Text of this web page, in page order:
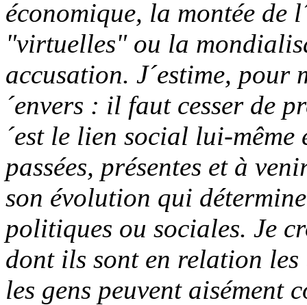
économique, la montée de
"virtuelles" ou la
accusation. J´estime, pour
´envers : il faut cesser de
´est le lien social lui-
passées, présentes et à
son évolution qui
politiques ou sociales. Je
dont ils sont en relation
les gens peuvent aisément